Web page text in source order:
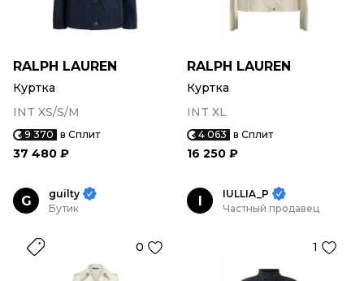
RALPH LAUREN
Куртка
INT XS/S/M
9 370 в Сплит
37 480 ₽
RALPH LAUREN
Куртка
INT XL
4 063 в Сплит
16 250 ₽
G
guilty
Бутик
0
I
IULLIA_P
Частный продавец
1